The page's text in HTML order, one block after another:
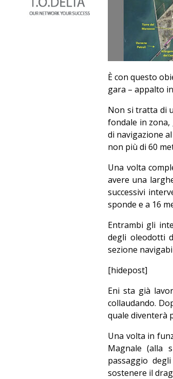
È con questo
gara – appalto
Non si tratta di
fondale in
di navigazione
non più di 60
Una volta
avere una
successivi
sponde e a 16
Entrambi gli
degli oleodotti
sezione
[hidepost]
Eni sta già
collaudando.
quale diventerà
Una volta in
Magnale (alla
passaggio
sostenere il